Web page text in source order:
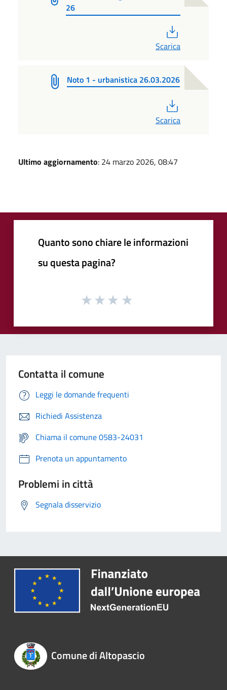
26
Scarica
Noto 1 - urbanistica 26.03.2026
Scarica
Ultimo aggiornamento: 24 marzo 2026, 08:47
Quanto sono chiare le informazioni
su questa pagina?
Contatta il comune
Leggi le domande frequenti
Richiedi Assistenza
Chiama il comune 0583-24031
Prenota un appuntamento
Problemi in città
Segnala disservizio
Comune di Altopascio